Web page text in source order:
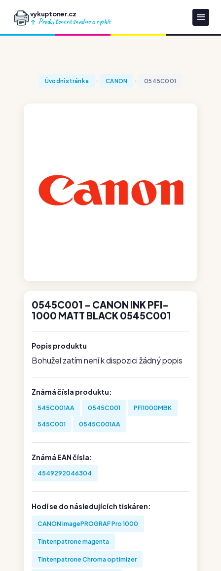
vykuptoner.cz
Prodej tonerů snadno a rychle
Úvodní stránka CANON 0545C001
0545C001 - CANON INK PFI-
1000 MATT BLACK 0545C001
Popis produktu
Bohužel zatím není k dispozici žádný popis
Známá čísla produktu:
545C001AA 0545C001 PFI1000MBK
545C001 0545C001AA
Známá EAN čísla:
4549292046304
Hodí se do následujících tiskáren:
CANON imagePROGRAF Pro 1000
Tintenpatrone magenta
Tintenpatrone Chroma optimizer